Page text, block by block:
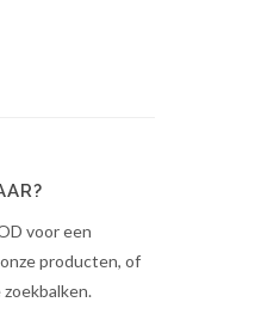
voor een
producten, of